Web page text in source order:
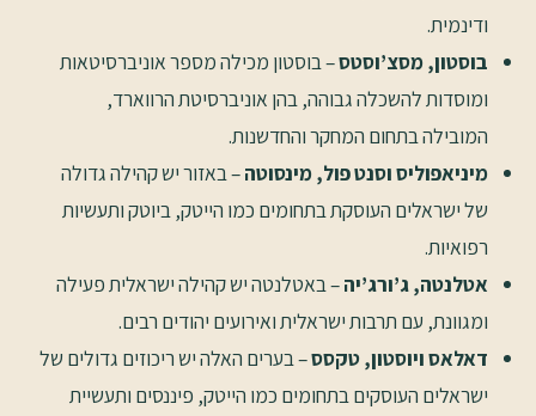
ודינמית.
בוסטון, מסצ’וסטס– בוסטון מכילה מספר אוניברסיטאות
ומוסדות להשכלה גבוהה, בהן אוניברסיטת הרווארד,
המובילה בתחום המחקר והחדשנות.
מיניאפוליס וסנט פול, מינסוטה– באזור יש קהילה גדולה
של ישראלים העוסקת בתחומים כמו הייטק, ביוטק ותעשיות
רפואיות.
אטלנטה, ג’ורג’יה– באטלנטה יש קהילה ישראלית פעילה
ומגוונת, עם תרבות ישראלית ואירועים יהודים רבים.
דאלאס ויוסטון, טקסס– בערים האלה יש ריכוזים גדולים של
ישראלים העוסקים בתחומים כמו הייטק, פיננסים ותעשיית